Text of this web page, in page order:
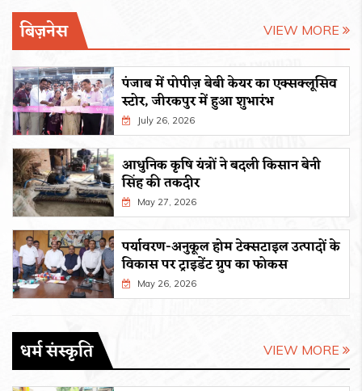
बिज़नेस VIEW MORE
पंजाब में पोपीज़ बेबी केयर का एक्सक्लूसिव
स्टोर, जीरकपुर में हुआ शुभारंभ
July 26, 2026
आधुनिक कृषि यंत्रों ने बदली किसान बेनी
सिंह की तकदीर
May 27, 2026
पर्यावरण-अनुकूल होम टेक्सटाइल उत्पादों के
विकास पर ट्राइडेंट ग्रुप का फोकस
May 26, 2026
धर्म संस्कृति VIEW MORE